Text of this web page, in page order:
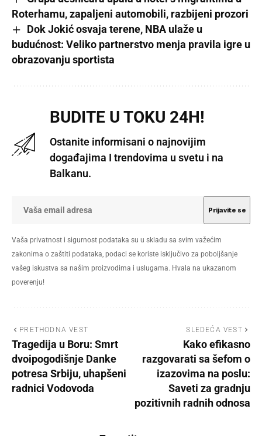
Roterhamu, zapaljeni automobili, razbijeni prozori
Dok Jokić osvaja terene, NBA ulaže u
budućnost: Veliko partnerstvo menja pravila igre u
obrazovanju sportista
BUDITE U TOKU 24H!
Ostanite informisani o najnovijim
događajima I trendovima u svetu i na
Balkanu.
Vaša privatnost i sigurnost podataka su u skladu sa svim važećim
zakonima o zaštiti podataka, podaci se koriste isključivo za poboljšanje
vašeg iskustva sa našim proizvodima i uslugama. Hvala na ukazanom
poverenju!
PRETHODNA VEST
Tragedija u Boru: Smrt
dvoipogodišnje Danke
potresa Srbiju, uhapšeni
radnici Vodovoda
SLEDEĆA VEST
Kako efikasno
razgovarati sa šefom o
izazovima na poslu:
Saveti za gradnju
pozitivnih radnih odnosa